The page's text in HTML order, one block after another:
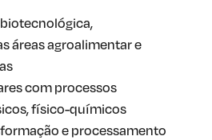
áreas agroalimentar e
com processos
físico-químicos
e processamento